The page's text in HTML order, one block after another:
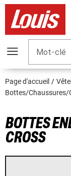
Mot-clé
Page d'accueil
Bottes/Chaussures/
BOTTES
CROSS